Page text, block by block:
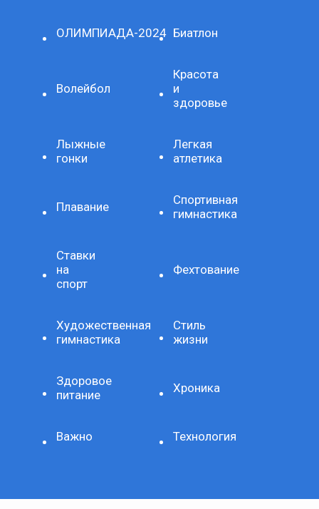
ОЛИМПИАДА-2024 Биатлон
Волейбол
Красота
и
здоровье
Лыжные
гонки
Легкая
атлетика
Плавание
Спортивная
гимнастика
Ставки
на
спорт
Фехтование
Художественная
гимнастика
Стиль
жизни
Здоровое
питание
Хроника
Важно Технология